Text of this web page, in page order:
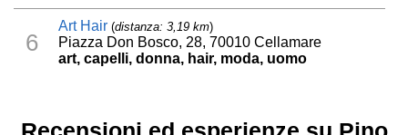
6
Art Hair (distanza: 3,19 km)
Piazza Don Bosco, 28, 70010 Cellamare
art, capelli, donna, hair, moda, uomo